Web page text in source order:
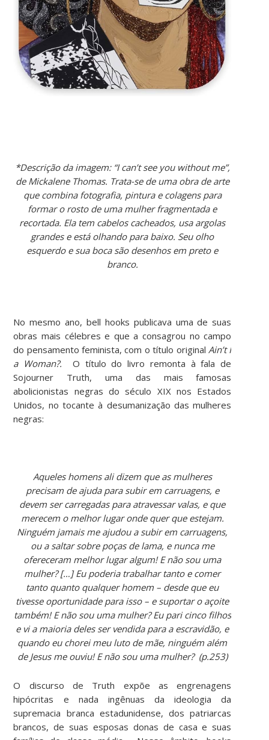
*Descrição da imagem: “I can’t see you without me”,
de Mickalene Thomas. Trata-se de uma obra de arte
que combina fotografia, pintura e colagens para
formar o rosto de uma mulher fragmentada e
recortada. Ela tem cabelos cacheados, usa argolas
grandes e está olhando para baixo. Seu olho
esquerdo e sua boca são desenhos em preto e
branco.
No mesmo ano, bell hooks publicava uma de suas
obras mais célebres e que a consagrou no campo
do pensamento feminista, com o título original Ain’t I
a Woman?.
O título do livro remonta à fala de
Sojourner Truth, uma das mais famosas
abolicionistas negras do século XIX nos Estados
Unidos, no tocante à desumanização das mulheres
negras:
Aqueles homens ali dizem que as mulheres
precisam de ajuda para subir em carruagens, e
devem ser carregadas para atravessar valas, e que
merecem o melhor lugar onde quer que estejam.
Ninguém jamais me ajudou a subir em carruagens,
ou a saltar sobre poças de lama, e nunca me
ofereceram melhor lugar algum! E não sou uma
mulher? […] Eu poderia trabalhar tanto e comer
tanto quanto qualquer homem – desde que eu
tivesse oportunidade para isso – e suportar o açoite
também! E não sou uma mulher? Eu pari cinco filhos
e vi a maioria deles ser vendida para a escravidão, e
quando eu chorei meu luto de mãe, ninguém além
de Jesus me ouviu! E não sou uma mulher? (p.253)
O discurso de Truth expõe as engrenagens
hipócritas e nada ingênuas da ideologia da
supremacia branca estadunidense, dos patriarcas
brancos, de suas esposas donas de casa e suas